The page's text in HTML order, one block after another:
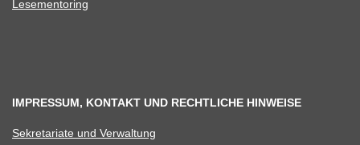
Lese­men­to­ring
IMPRESSUM, KONTAKT UND RECHTLICHE HINWEISE
Sekre­ta­riate und Verwaltung